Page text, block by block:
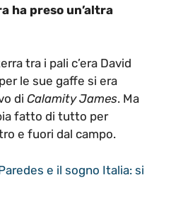
ha preso un’altra
tra i pali c’era David
le sue gaffe si era
di Calamity James. Ma
fatto di tutto per
e fuori dal campo.
e il sogno Italia: si